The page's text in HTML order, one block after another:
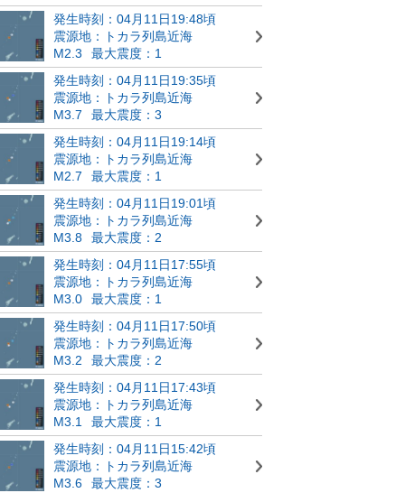
発生時刻：04月11日19:48頃
震源地：トカラ列島近海
M2.3
最大震度：1
発生時刻：04月11日19:35頃
震源地：トカラ列島近海
M3.7
最大震度：3
発生時刻：04月11日19:14頃
震源地：トカラ列島近海
M2.7
最大震度：1
発生時刻：04月11日19:01頃
震源地：トカラ列島近海
M3.8
最大震度：2
発生時刻：04月11日17:55頃
震源地：トカラ列島近海
M3.0
最大震度：1
発生時刻：04月11日17:50頃
震源地：トカラ列島近海
M3.2
最大震度：2
発生時刻：04月11日17:43頃
震源地：トカラ列島近海
M3.1
最大震度：1
発生時刻：04月11日15:42頃
震源地：トカラ列島近海
M3.6
最大震度：3